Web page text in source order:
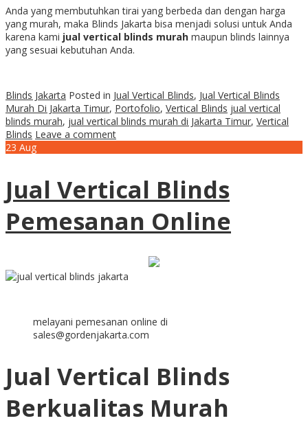
Anda yang membutuhkan tirai yang berbeda dan dengan harga
yang murah, maka Blinds Jakarta bisa menjadi solusi untuk Anda
karena kami jual vertical blinds murah maupun blinds lainnya
yang sesuai kebutuhan Anda.
Blinds Jakarta Posted in Jual Vertical Blinds, Jual Vertical Blinds
Murah Di Jakarta Timur, Portofolio, Vertical Blinds jual vertical
blinds murah, jual vertical blinds murah di Jakarta Timur, Vertical
Blinds Leave a comment
23 Aug
Jual Vertical Blinds
Pemesanan Online
melayani pemesanan online di
sales@gordenjakarta.com
Jual Vertical Blinds
Berkualitas Murah